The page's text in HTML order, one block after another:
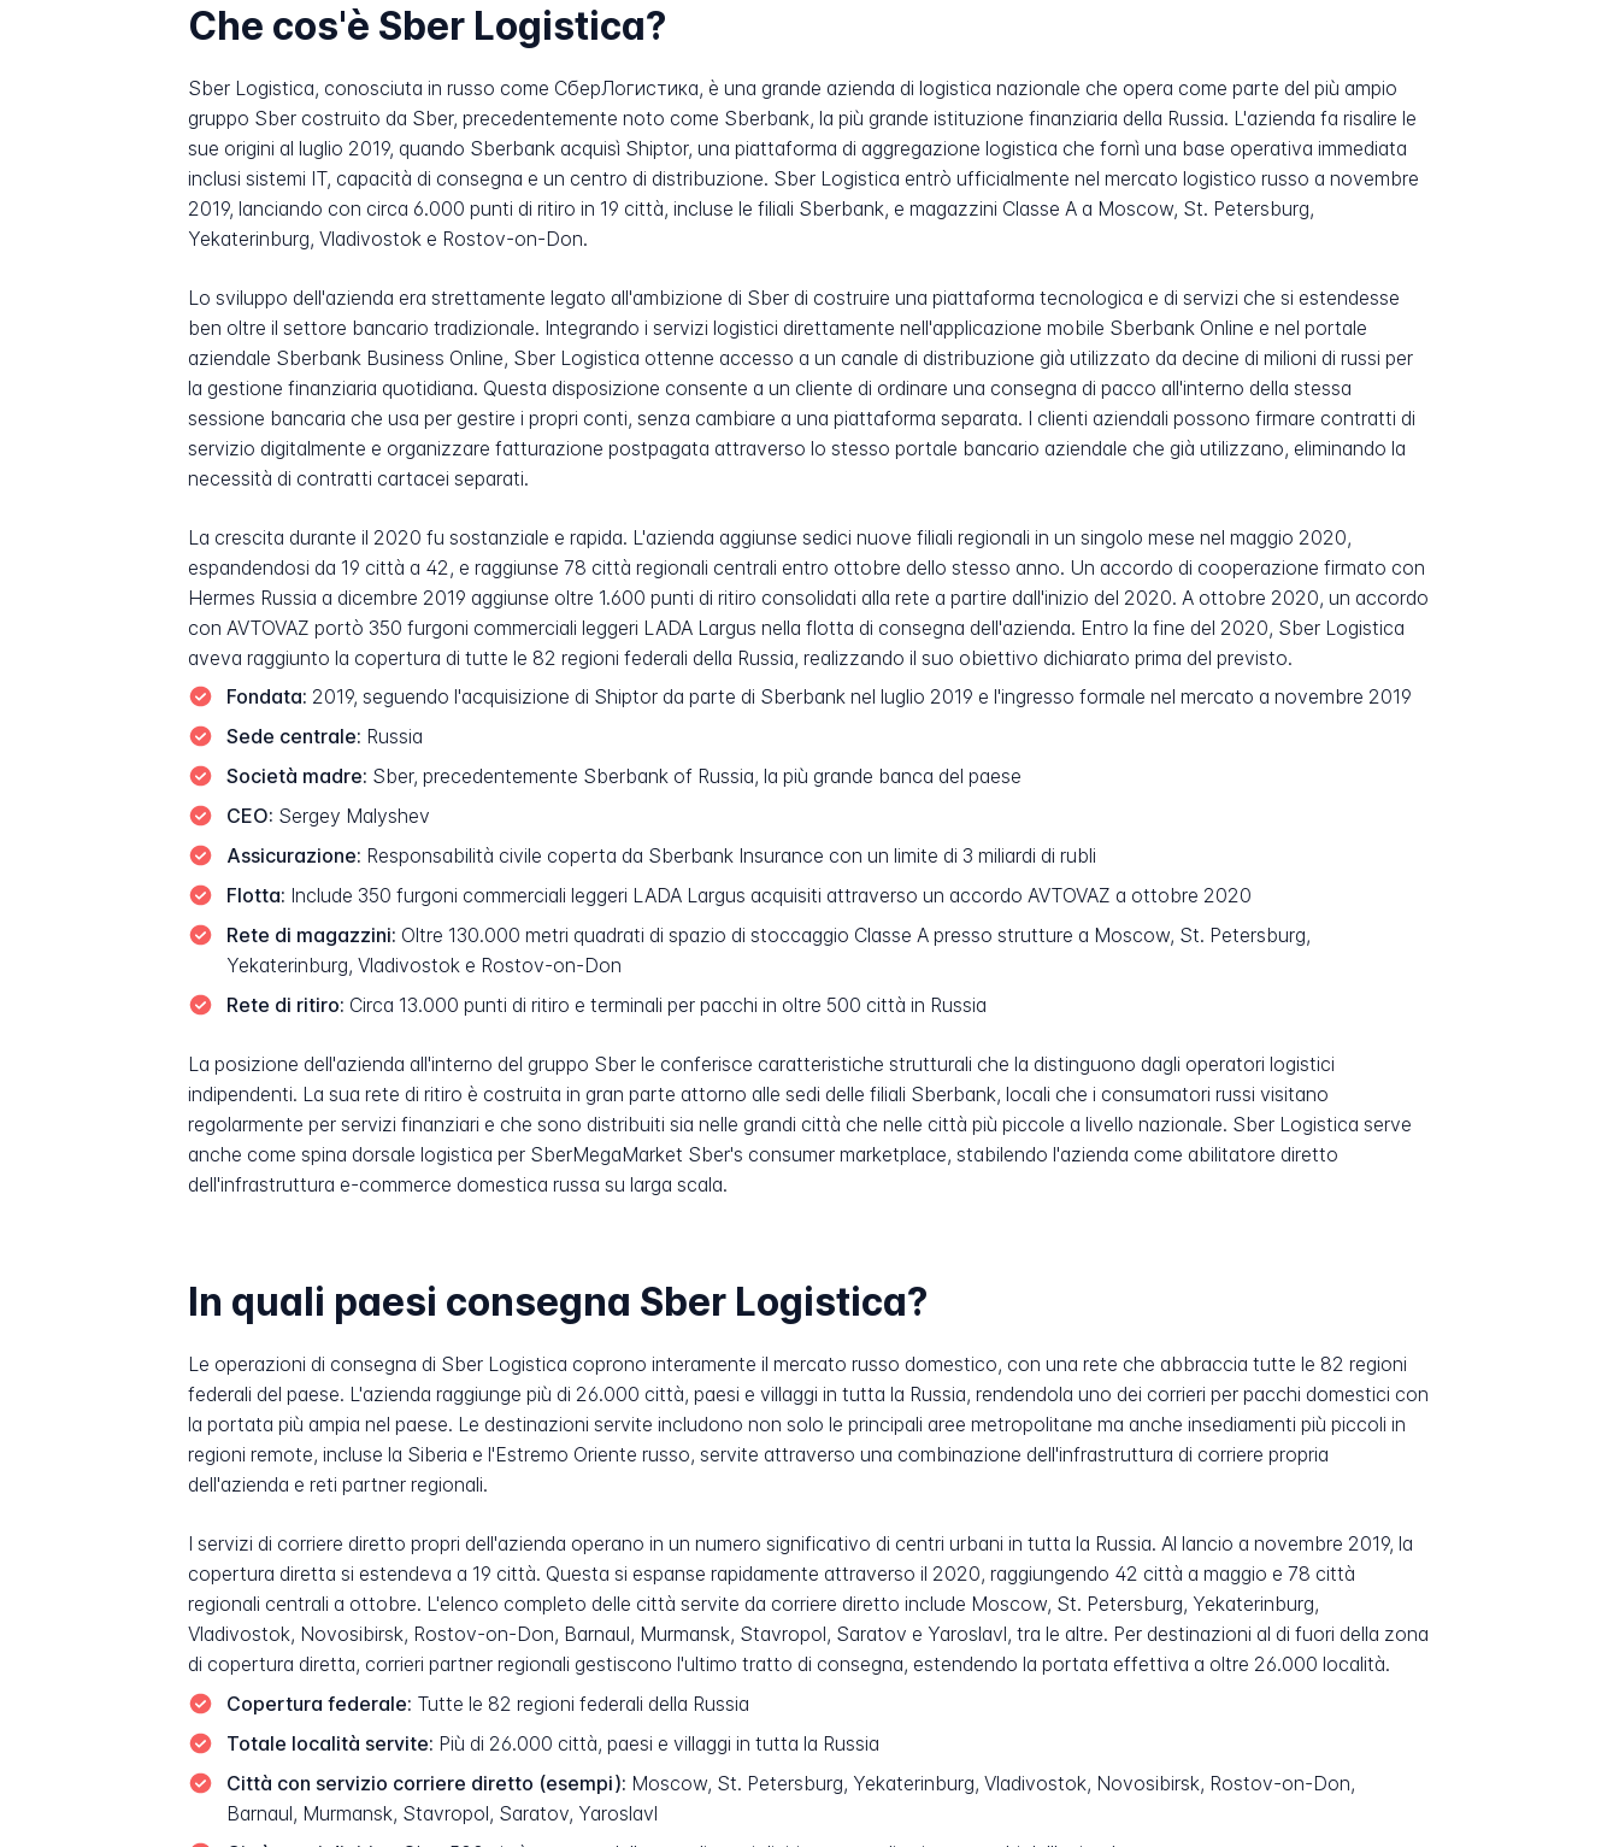
Che cos'è Sber Logistica?
Sber Logistica, conosciuta in russo come СберЛогистика, è una grande azienda di logistica nazionale che opera come parte del più ampio
gruppo Sber costruito da Sber, precedentemente noto come Sberbank, la più grande istituzione finanziaria della Russia. L'azienda fa risalire le
sue origini al luglio 2019, quando Sberbank acquisì Shiptor, una piattaforma di aggregazione logistica che fornì una base operativa immediata
inclusi sistemi IT, capacità di consegna e un centro di distribuzione. Sber Logistica entrò ufficialmente nel mercato logistico russo a novembre
2019, lanciando con circa 6.000 punti di ritiro in 19 città, incluse le filiali Sberbank, e magazzini Classe A a Moscow, St. Petersburg,
Yekaterinburg, Vladivostok e Rostov-on-Don.
Lo sviluppo dell'azienda era strettamente legato all'ambizione di Sber di costruire una piattaforma tecnologica e di servizi che si estendesse
ben oltre il settore bancario tradizionale. Integrando i servizi logistici direttamente nell'applicazione mobile Sberbank Online e nel portale
aziendale Sberbank Business Online, Sber Logistica ottenne accesso a un canale di distribuzione già utilizzato da decine di milioni di russi per
la gestione finanziaria quotidiana. Questa disposizione consente a un cliente di ordinare una consegna di pacco all'interno della stessa
sessione bancaria che usa per gestire i propri conti, senza cambiare a una piattaforma separata. I clienti aziendali possono firmare contratti di
servizio digitalmente e organizzare fatturazione postpagata attraverso lo stesso portale bancario aziendale che già utilizzano, eliminando la
necessità di contratti cartacei separati.
La crescita durante il 2020 fu sostanziale e rapida. L'azienda aggiunse sedici nuove filiali regionali in un singolo mese nel maggio 2020,
espandendosi da 19 città a 42, e raggiunse 78 città regionali centrali entro ottobre dello stesso anno. Un accordo di cooperazione firmato con
Hermes Russia a dicembre 2019 aggiunse oltre 1.600 punti di ritiro consolidati alla rete a partire dall'inizio del 2020. A ottobre 2020, un accordo
con AVTOVAZ portò 350 furgoni commerciali leggeri LADA Largus nella flotta di consegna dell'azienda. Entro la fine del 2020, Sber Logistica
aveva raggiunto la copertura di tutte le 82 regioni federali della Russia, realizzando il suo obiettivo dichiarato prima del previsto.
Fondata: 2019, seguendo l'acquisizione di Shiptor da parte di Sberbank nel luglio 2019 e l'ingresso formale nel mercato a novembre 2019
Sede centrale: Russia
Società madre: Sber, precedentemente Sberbank of Russia, la più grande banca del paese
CEO: Sergey Malyshev
Assicurazione: Responsabilità civile coperta da Sberbank Insurance con un limite di 3 miliardi di rubli
Flotta: Include 350 furgoni commerciali leggeri LADA Largus acquisiti attraverso un accordo AVTOVAZ a ottobre 2020
Rete di magazzini: Oltre 130.000 metri quadrati di spazio di stoccaggio Classe A presso strutture a Moscow, St. Petersburg,
Yekaterinburg, Vladivostok e Rostov-on-Don
Rete di ritiro: Circa 13.000 punti di ritiro e terminali per pacchi in oltre 500 città in Russia
La posizione dell'azienda all'interno del gruppo Sber le conferisce caratteristiche strutturali che la distinguono dagli operatori logistici
indipendenti. La sua rete di ritiro è costruita in gran parte attorno alle sedi delle filiali Sberbank, locali che i consumatori russi visitano
regolarmente per servizi finanziari e che sono distribuiti sia nelle grandi città che nelle città più piccole a livello nazionale. Sber Logistica serve
anche come spina dorsale logistica per SberMegaMarket Sber's consumer marketplace, stabilendo l'azienda come abilitatore diretto
dell'infrastruttura e-commerce domestica russa su larga scala.
In quali paesi consegna Sber Logistica?
Le operazioni di consegna di Sber Logistica coprono interamente il mercato russo domestico, con una rete che abbraccia tutte le 82 regioni
federali del paese. L'azienda raggiunge più di 26.000 città, paesi e villaggi in tutta la Russia, rendendola uno dei corrieri per pacchi domestici con
la portata più ampia nel paese. Le destinazioni servite includono non solo le principali aree metropolitane ma anche insediamenti più piccoli in
regioni remote, incluse la Siberia e l'Estremo Oriente russo, servite attraverso una combinazione dell'infrastruttura di corriere propria
dell'azienda e reti partner regionali.
I servizi di corriere diretto propri dell'azienda operano in un numero significativo di centri urbani in tutta la Russia. Al lancio a novembre 2019, la
copertura diretta si estendeva a 19 città. Questa si espanse rapidamente attraverso il 2020, raggiungendo 42 città a maggio e 78 città
regionali centrali a ottobre. L'elenco completo delle città servite da corriere diretto include Moscow, St. Petersburg, Yekaterinburg,
Vladivostok, Novosibirsk, Rostov-on-Don, Barnaul, Murmansk, Stavropol, Saratov e Yaroslavl, tra le altre. Per destinazioni al di fuori della zona
di copertura diretta, corrieri partner regionali gestiscono l'ultimo tratto di consegna, estendendo la portata effettiva a oltre 26.000 località.
Copertura federale: Tutte le 82 regioni federali della Russia
Totale località servite: Più di 26.000 città, paesi e villaggi in tutta la Russia
Città con servizio corriere diretto (esempi): Moscow, St. Petersburg, Yekaterinburg, Vladivostok, Novosibirsk, Rostov-on-Don,
Barnaul, Murmansk, Stavropol, Saratov, Yaroslavl